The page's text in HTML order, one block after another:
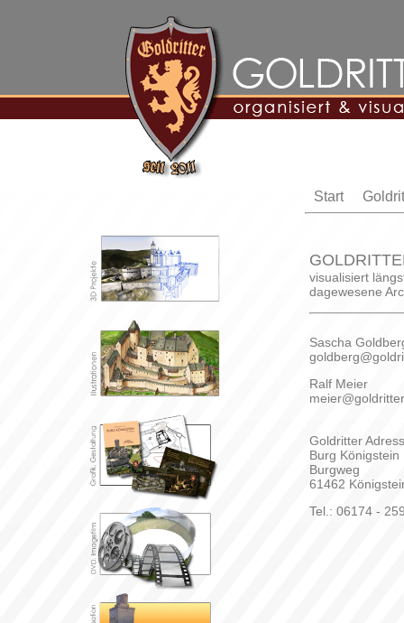
Start
visualisiert
dagewesene
Sascha
Ralf Meier
Goldritter
Burg Königstein
Burgweg
61462
Tel.: 06174 -